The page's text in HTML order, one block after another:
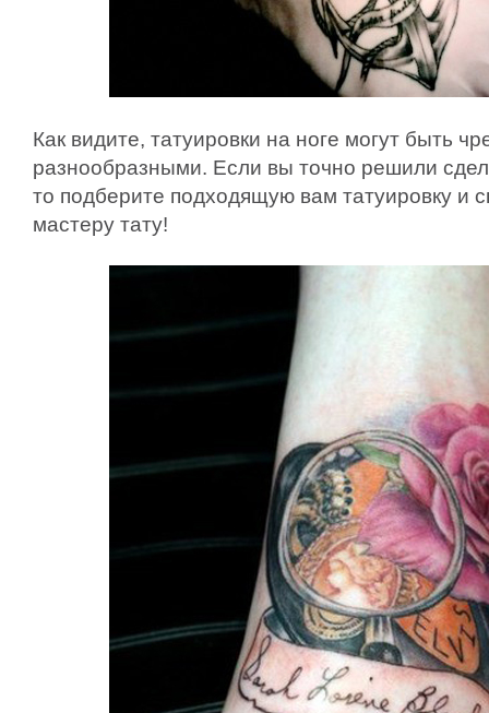
Как видите, татуировки на ноге могут быть
разнообразными. Если вы точно решили
то подберите подходящую вам татуировку и
мастеру тату!